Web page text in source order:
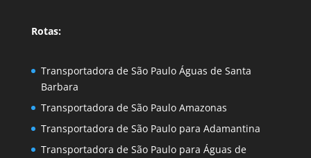
Rotas:
Transportadora de São Paulo Águas de Santa
Barbara
Transportadora de São Paulo Amazonas
Transportadora de São Paulo para Adamantina
Transportadora de São Paulo para Águas de